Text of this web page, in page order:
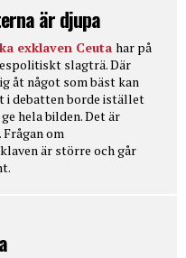
är djupa
exklaven Ceuta har på
slagträ. Där
åt något som bäst kan
i debatten borde istället
hela bilden. Det är
om
är större och går